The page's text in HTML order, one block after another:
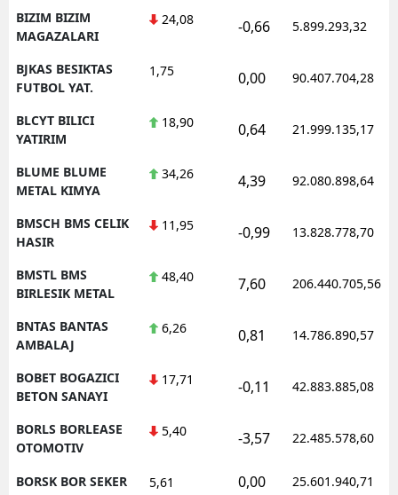
BIZIM BIZIM
MAGAZALARI
24,08 -0,66 5.899.293,32
BJKAS BESIKTAS
FUTBOL YAT.
1,75 0,00 90.407.704,28
BLCYT BILICI
YATIRIM
18,90 0,64 21.999.135,17
BLUME BLUME
METAL KIMYA
34,26 4,39 92.080.898,64
BMSCH BMS CELIK
HASIR
11,95 -0,99 13.828.778,70
BMSTL BMS
BIRLESIK METAL
48,40 7,60 206.440.705,56
BNTAS BANTAS
AMBALAJ
6,26 0,81 14.786.890,57
BOBET BOGAZICI
BETON SANAYI
17,71 -0,11 42.883.885,08
BORLS BORLEASE
OTOMOTIV
5,40 -3,57 22.485.578,60
BORSK BOR SEKER 5,61 0,00 25.601.940,71